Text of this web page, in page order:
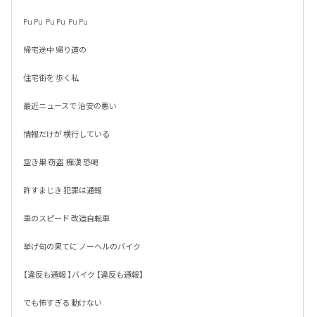
Pu Pu  Pu Pu  Pu Pu
帰宅途中 帰り道の
住宅街を 歩く私
最近ニュースで 治安の悪い
情報だけが 横行している
空き巣 窃盗  痴漢 恐喝
許すまじき 犯罪は通報
車のスピード 改造自転車
挙げ句の果てに ノーヘルのバイク
【違反も通報 】バイク 【違反も通報】
でも怖すぎる 動けない